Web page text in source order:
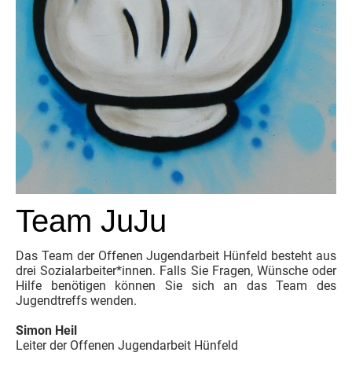
Team JuJu
Das Team der Offenen Jugendarbeit Hünfeld besteht aus
drei Sozialarbeiter*innen. Falls Sie Fragen, Wünsche oder
Hilfe benötigen können Sie sich an das Team des
Jugendtreffs wenden.
Simon Heil
Leiter der Offenen Jugendarbeit Hünfeld